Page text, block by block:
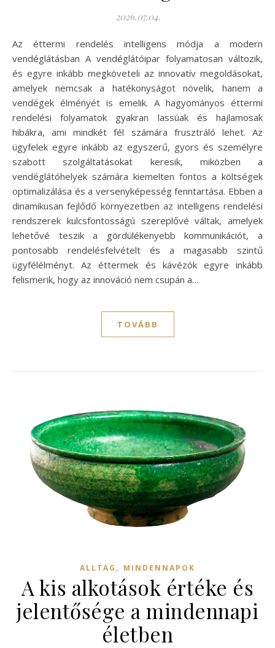
2026.07.04.
Az éttermi rendelés intelligens módja a modern
vendéglátásban A vendéglátóipar folyamatosan változik,
és egyre inkább megköveteli az innovatív megoldásokat,
amelyek nemcsak a hatékonyságot növelik, hanem a
vendégek élményét is emelik. A hagyományos éttermi
rendelési folyamatok gyakran lassúak és hajlamosak
hibákra, ami mindkét fél számára frusztráló lehet. Az
ügyfelek egyre inkább az egyszerű, gyors és személyre
szabott szolgáltatásokat keresik, miközben a
vendéglátóhelyek számára kiemelten fontos a költségek
optimalizálása és a versenyképesség fenntartása. Ebben a
dinamikusan fejlődő környezetben az intelligens rendelési
rendszerek kulcsfontosságú szereplővé váltak, amelyek
lehetővé teszik a gördülékenyebb kommunikációt, a
pontosabb rendelésfelvételt és a magasabb szintű
ügyfélélményt. Az éttermek és kávézók egyre inkább
felismerik, hogy az innováció nem csupán a…
TOVÁBB
ALLTAG , MINDENNAPOK
A kis alkotások értéke és
jelentősége a mindennapi
életben